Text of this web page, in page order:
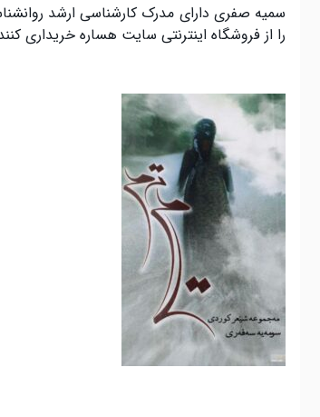
سمیه صفری دارای مدرک کارشناسی ارشد
را از فروشگاه اینترنتی سایت هساره خریداری